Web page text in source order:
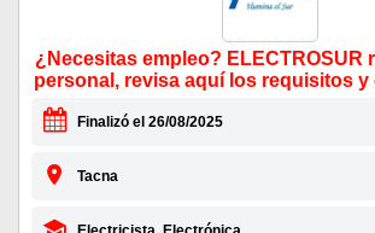
¿Necesitas empleo? ELECTROSUR
personal, revisa aquí los requisitos
Finalizó el 26/08/2025
Tacna